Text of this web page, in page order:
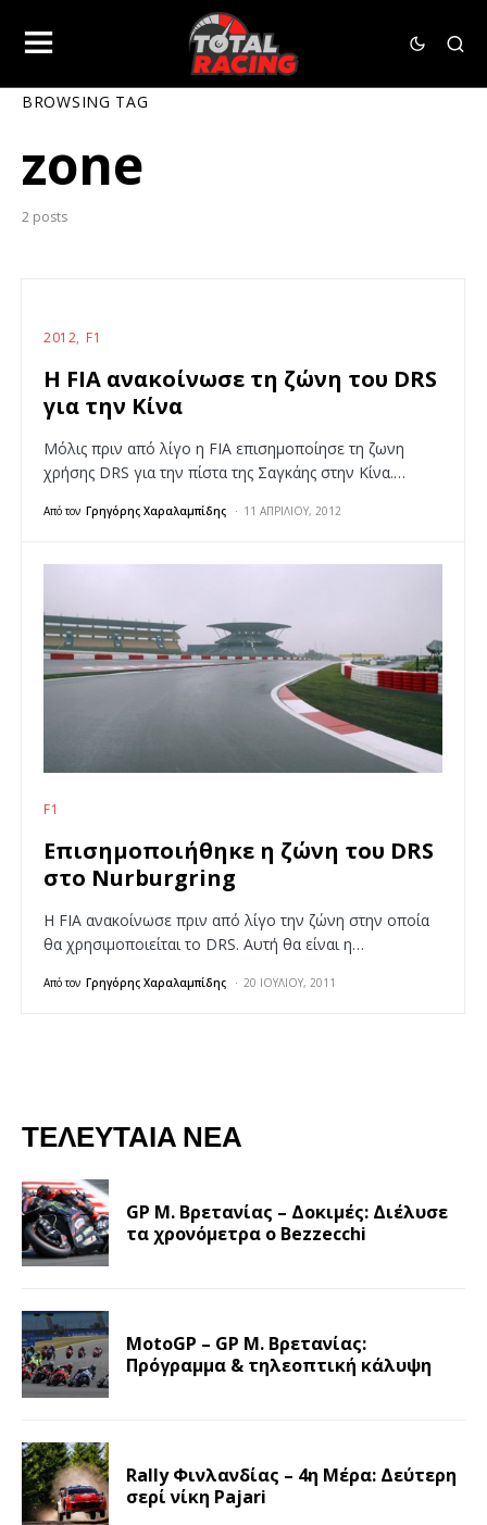
BROWSING TAG
zone
2 posts
2012 F1
H FIA ανακοίνωσε τη ζώνη του DRS
για την Κίνα
Μόλις πριν από λίγο η FIA επισημοποίησε τη ζωνη
χρήσης DRS για την πίστα της Σαγκάης στην Κίνα.…
Από τον Γρηγόρης Χαραλαμπίδης 11 ΑΠΡΙΛΊΟΥ, 2012
F1
Επισημοποιήθηκε η ζώνη του DRS
στο Nurburgring
H FIA ανακοίνωσε πριν από λίγο την ζώνη στην οποία
θα χρησιμοποιείται το DRS. Αυτή θα είναι η…
Από τον Γρηγόρης Χαραλαμπίδης 20 ΙΟΥΛΊΟΥ, 2011
ΤΕΛΕΥΤΑΊΑ ΝΈΑ
GP Μ. Βρετανίας – Δοκιμές: Διέλυσε
τα χρονόμετρα ο Bezzecchi
MotoGP – GP Μ. Βρετανίας:
Πρόγραμμα & τηλεοπτική κάλυψη
Rally Φινλανδίας – 4η Μέρα: Δεύτερη
σερί νίκη Pajari